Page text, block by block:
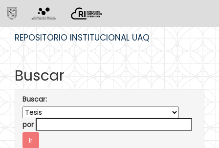
REPOSITORIO INSTITUCIONAL UAQ
Buscar
Buscar:
por